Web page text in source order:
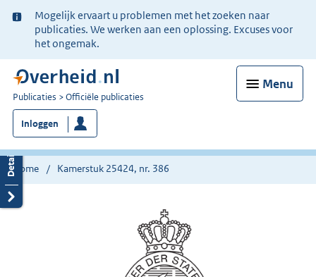
Ter
informatie:
Mogelijk ervaart u problemen met het zoeken naar
publicaties. We werken aan een oplossing. Excuses voor
het ongemak.
Menu
U
bent
nu
hier:
Publicaties Officiële publicaties
Inloggen
Home Kamerstuk 25424, nr. 386